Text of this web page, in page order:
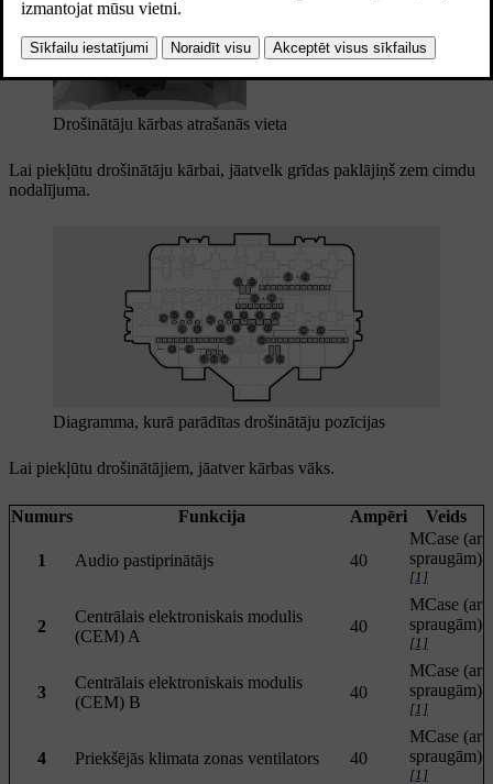
Drošinātāju kārbas atrašanās vieta
Lai piekļūtu drošinātāju kārbai, jāatvelk grīdas paklājiņš zem cimdu
nodalījuma.
Diagramma, kurā parādītas drošinātāju pozīcijas
Lai piekļūtu drošinātājiem, jāatver kārbas vāks.
Numurs Funkcija Ampēri Veids
1 Audio pastiprinātājs 40
MCase (ar
spraugām)
[1]
2
Centrālais elektroniskais modulis
(CEM) A
40
MCase (ar
spraugām)
[1]
3
Centrālais elektroniskais modulis
(CEM) B
40
MCase (ar
spraugām)
[1]
4 Priekšējās klimata zonas ventilators 40
MCase (ar
spraugām)
[1]